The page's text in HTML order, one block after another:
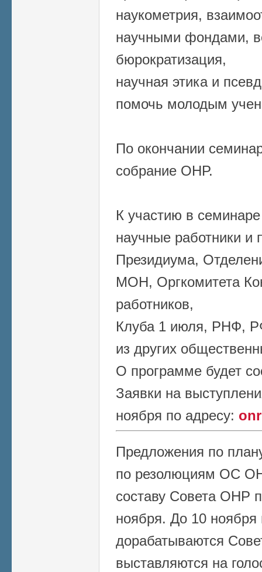
наукометрия,
научными фондами,
бюрократизация,
научная этика и
помочь молодым
По окончании
собрание ОНР.
К участию в
научные работники и
Президиума,
МОН, Оргкомитета
работников,
Клуба 1 июля, РНФ,
из других
О программе будет
Заявки на
ноября по адресу:
Предложения по
по резолюциям ОС
составу Совета ОНР
ноября. До 10 ноября
дорабатываются
выставляются на